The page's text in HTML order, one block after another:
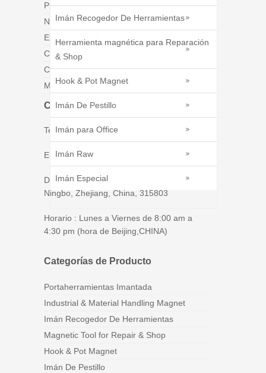
Imán Recogedor De Herramientas
Herramienta magnética para Reparación
& Shop
Hook & Pot Magnet
Imán De Pestillo
Imán para Office
Imán Raw
Imán Especial
Productos
Noticias
Exposiciones
Catálogos
Contáctenos
Mapa del sitio
Contáctenos
Tel : 86 - 574 - 86226269
E-mail : tim@ningbomagnetics.com
Dirección：No.139, Jinji Road, Xiaogang,
Ningbo, Zhejiang, China, 315803
Horario : Lunes a Viernes de 8:00 am a
4:30 pm (hora de Beijing,CHINA)
Categorías de Producto
Portaherramientas Imantada
Industrial & Material Handling Magnet
Imán Recogedor De Herramientas
Magnetic Tool for Repair & Shop
Hook & Pot Magnet
Imán De Pestillo